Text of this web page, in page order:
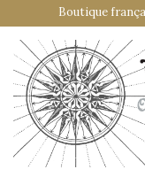
Boutique